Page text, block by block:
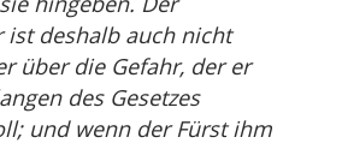
ist deshalb auch nicht
über die Gefahr, der er
des Gesetzes
und wenn der Fürst ihm